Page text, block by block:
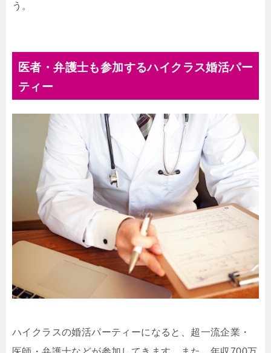
う。
医者・弁護士も参加するハイクラス婚活パー
ティー
ハイクラスの婚活パーティーになると、超一流企業・